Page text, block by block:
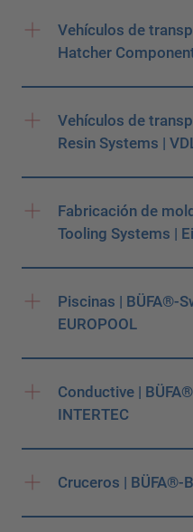
Vehículos de
Hatcher
Vehículos de
Resin Systems |
Fabricación de
Tooling Systems |
Piscinas | BÜFA®-
EUROPOOL
Conductive |
INTERTEC
Cruceros | BÜFA®-